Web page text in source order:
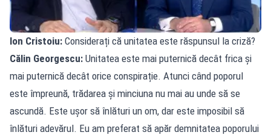
Ion Cristoiu: Considerați că unitatea este răspunsul la criză?
Călin Georgescu: Unitatea este mai puternică decât frica și
mai puternică decât orice conspirație. Atunci când poporul
este împreună, trădarea și minciuna nu mai au unde să se
ascundă. Este ușor să înlături un om, dar este imposibil să
înlături adevărul. Eu am preferat să apăr demnitatea poporului